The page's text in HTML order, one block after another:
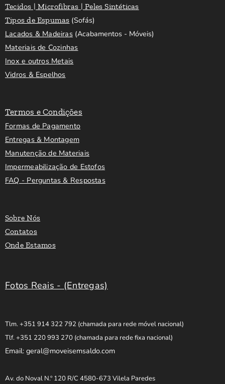
Tecidos | Microfibras | Peles Sintéticas
Tipos de Espumas (Sofás)
Lacados & Madeiras(Acabamentos - Móveis)
Materiais de Cozinhas
Inox e outros Metais
Vidros & Espelhos
Termos e Condições
Formas de Pagamento
Entregas & Montagem
Manutenção de Materiais
Impermeabilização de Estofos
FAQ - Perguntas & Respostas
Sobre Nós
Contatos
Onde Estamos
Fotos Reais - (Entregas)
Tlm. +351 914 322 792 (chamada para rede móvel nacional)
Tlf. +351 220 993 270 (chamada para rede fixa nacional)
Email: geral@moveisemsaldo.com
Av. do Noval N.º 120 R/C 4580-673 Vilela Paredes